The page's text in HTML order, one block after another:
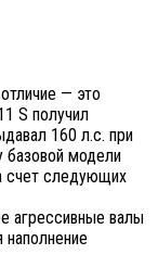
— это
S получил
160 л.с. при
базовой модели
счет следующих
агрессивные валы
наполнение